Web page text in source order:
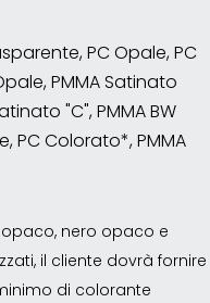
PC Opale, PC
PMMA Satinato
"C", PMMA BW
PC Colorato*, PMMA
nero opaco e
il cliente dovrà fornire
di colorante